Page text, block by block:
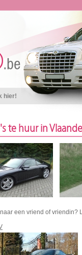
hier!
te huur in
een vriend of vriendin?